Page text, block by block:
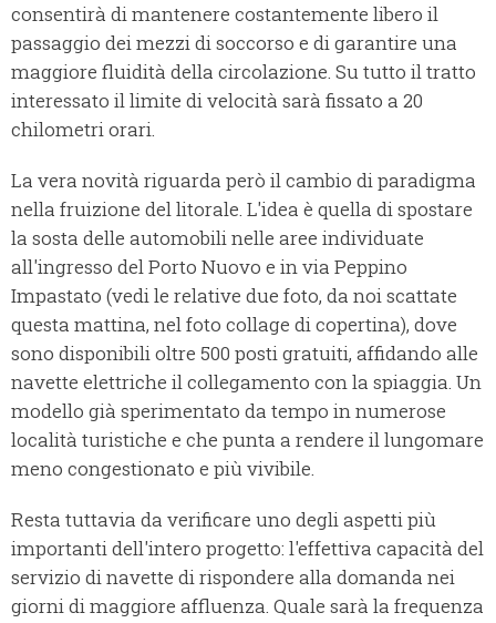
consentirà di mantenere costantemente libero il
passaggio dei mezzi di soccorso e di garantire una
maggiore fluidità della circolazione. Su tutto il tratto
interessato il limite di velocità sarà fissato a 20
chilometri orari.
La vera novità riguarda però il cambio di paradigma
nella fruizione del litorale. L'idea è quella di spostare
la sosta delle automobili nelle aree individuate
all'ingresso del Porto Nuovo e in via Peppino
Impastato (vedi le relative due foto, da noi scattate
questa mattina, nel foto collage di copertina), dove
sono disponibili oltre 500 posti gratuiti, affidando alle
navette elettriche il collegamento con la spiaggia. Un
modello già sperimentato da tempo in numerose
località turistiche e che punta a rendere il lungomare
meno congestionato e più vivibile.
Resta tuttavia da verificare uno degli aspetti più
importanti dell'intero progetto: l'effettiva capacità del
servizio di navette di rispondere alla domanda nei
giorni di maggiore affluenza. Quale sarà la frequenza